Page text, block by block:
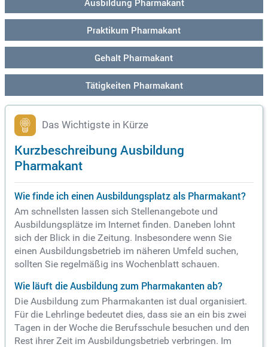
Praktikum Pharmakant
Gehalt Pharmakant
Tätigkeiten Pharmakant
Das Wichtigste in Kürze
Kurzbeschreibung Ausbildung
Pharmakant
Wie finde ich einen Ausbildungsplatz als Pharmakant?
Am schnellsten lassen sich Stellenangebote und
Ausbildungsplätze im Internet finden. Daneben lohnt
sich der Blick in die Zeitung. Insbesondere wenn Sie
einen Ausbildungsbetrieb im näheren Umfeld suchen,
sollten Sie regelmäßig ins Wochenblatt schauen.
Wie läuft die Ausbildung zum Pharmakanten ab?
Die Ausbildung zum Pharmakanten ist dual organisiert.
Für die Lehrlinge bedeutet dies, dass sie an ein bis zwei
Tagen in der Woche die Berufsschule besuchen und den
Rest ihrer Zeit im Ausbildungsbetrieb verbringen. Im